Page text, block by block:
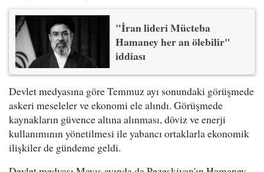
"İran lideri Mücteba
Hamaney her an ölebilir"
iddiası
Devlet medyasına göre Temmuz ayı sonundaki görüşmede
askeri meseleler ve ekonomi ele alındı. Görüşmede
kaynakların güvence altına alınması, döviz ve enerji
kullanımının yönetilmesi ile yabancı ortaklarla ekonomik
ilişkiler de gündeme geldi.